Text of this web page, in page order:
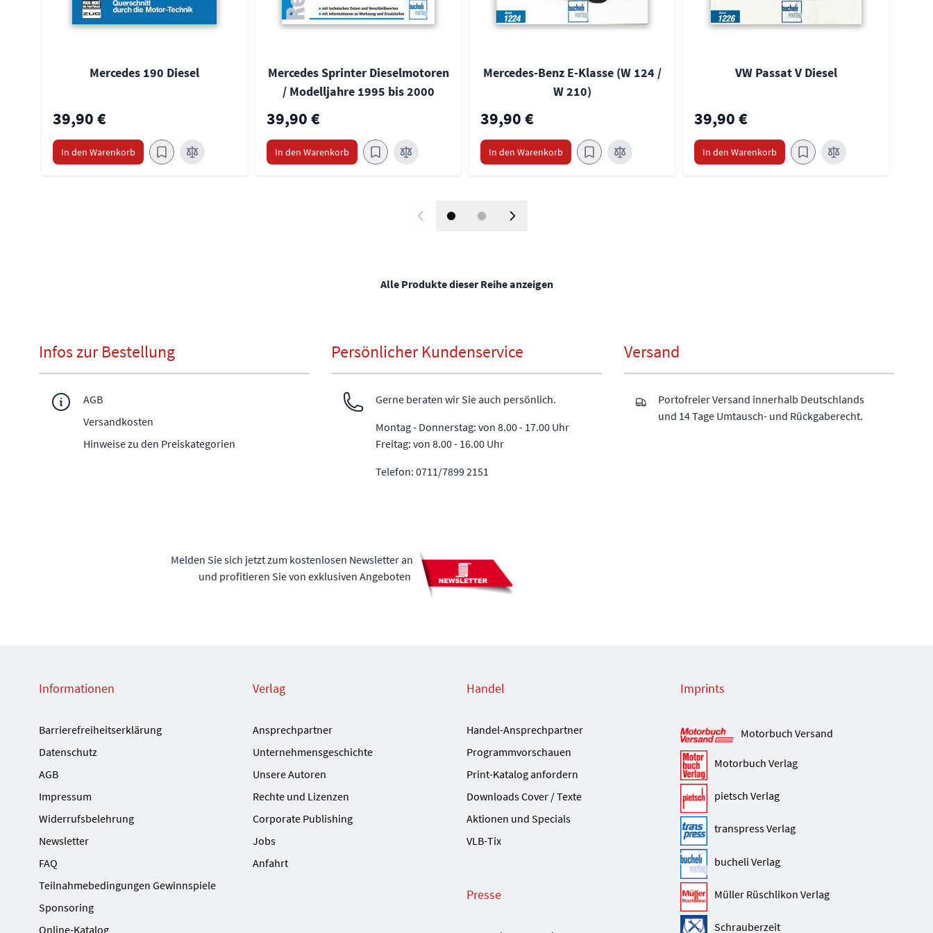
Mercedes 190 Diesel
39,90 €
In den Warenkorb
Mercedes Sprinter Dieselmotoren
/ Modelljahre 1995 bis 2000
39,90 €
In den Warenkorb
Mercedes-Benz E-Klasse (W 124 /
W 210)
39,90 €
In den Warenkorb
VW Passat V Diesel
39,90 €
In den Warenkorb
Alle Produkte dieser Reihe anzeigen
Infos zur Bestellung
AGB
Versandkosten
Hinweise zu den Preiskategorien
Persönlicher Kundenservice
Gerne beraten wir Sie auch persönlich.
Montag - Donnerstag: von 8.00 - 17.00 Uhr
Freitag: von 8.00 - 16.00 Uhr
Telefon: 0711/7899 2151
Versand
Portofreier Versand innerhalb Deutschlands
und 14 Tage Umtausch- und Rückgaberecht.
Melden Sie sich jetzt zum kostenlosen Newsletter an
und profitieren Sie von exklusiven Angeboten
Informationen
Barrierefreiheitserklärung
Datenschutz
AGB
Impressum
Widerrufsbelehrung
Newsletter
FAQ
Teilnahmebedingungen Gewinnspiele
Sponsoring
Online-Katalog
Verlag
Ansprechpartner
Unternehmensgeschichte
Unsere Autoren
Rechte und Lizenzen
Corporate Publishing
Jobs
Anfahrt
Handel
Handel-Ansprechpartner
Programmvorschauen
Print-Katalog anfordern
Downloads Cover / Texte
Aktionen und Specials
VLB-Tix
Presse
Imprints
Motorbuch Versand
Motorbuch Verlag
pietsch Verlag
transpress Verlag
bucheli Verlag
Müller Rüschlikon Verlag
Schrauberzeit